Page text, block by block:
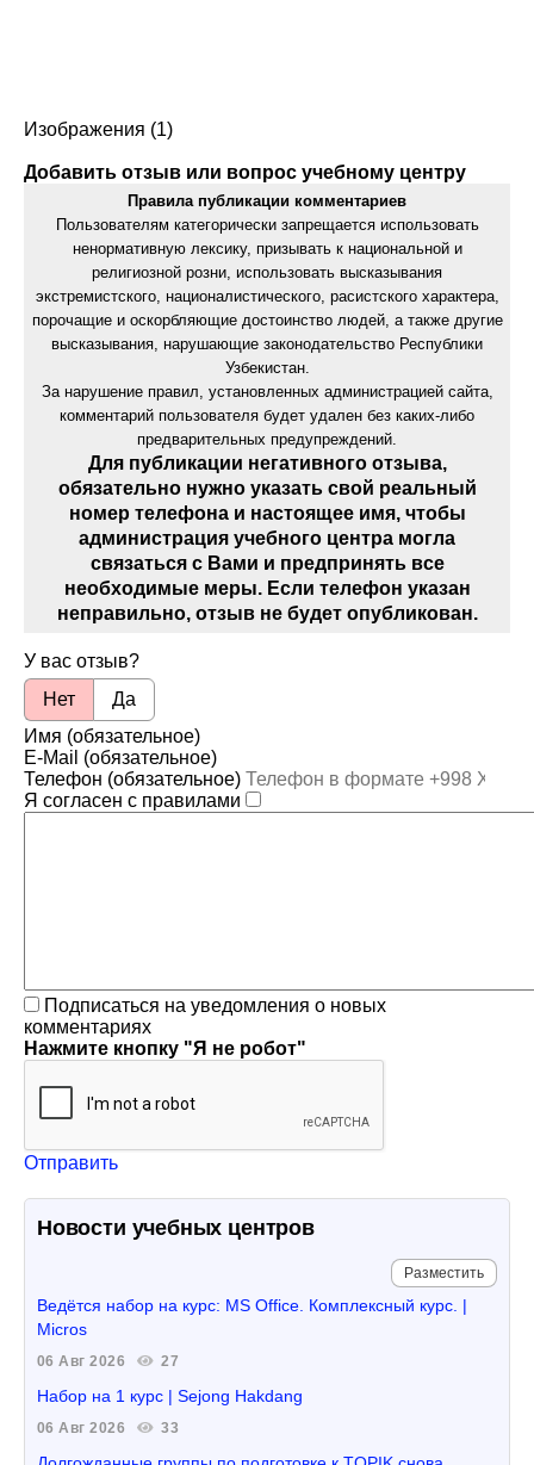
Изображения (1)
Добавить отзыв или вопрос учебному центру
Правила публикации комментариев
Пользователям категорически запрещается использовать
ненормативную лексику, призывать к национальной и
религиозной розни, использовать высказывания
экстремистского, националистического, расистского характера,
порочащие и оскорбляющие достоинство людей, а также другие
высказывания, нарушающие законодательство Республики
Узбекистан.
За нарушение правил, установленных администрацией сайта,
комментарий пользователя будет удален без каких-либо
предварительных предупреждений.
Для публикации негативного отзыва,
обязательно нужно указать свой реальный
номер телефона и настоящее имя, чтобы
администрация учебного центра могла
связаться с Вами и предпринять все
необходимые меры. Если телефон указан
неправильно, отзыв не будет опубликован.
У вас отзыв?
Нет
Да
Имя (обязательное)
E-Mail (обязательное)
Телефон (обязательное)
Я согласен с правилами
Подписаться на уведомления о новых
комментариях
Нажмите кнопку "Я не робот"
Отправить
Новости учебных центров
Разместить
Ведётся набор на курс: MS Office. Комплексный курс. |
Micros
06 Авг 2026 27
Набор на 1 курс | Sejong Hakdang
06 Авг 2026 33